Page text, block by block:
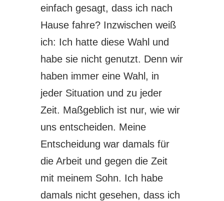
einfach gesagt, dass ich nach
Hause fahre? Inzwischen weiß
ich: Ich hatte diese Wahl und
habe sie nicht genutzt. Denn wir
haben immer eine Wahl, in
jeder Situation und zu jeder
Zeit. Maßgeblich ist nur, wie wir
uns entscheiden. Meine
Entscheidung war damals für
die Arbeit und gegen die Zeit
mit meinem Sohn. Ich habe
damals nicht gesehen, dass ich